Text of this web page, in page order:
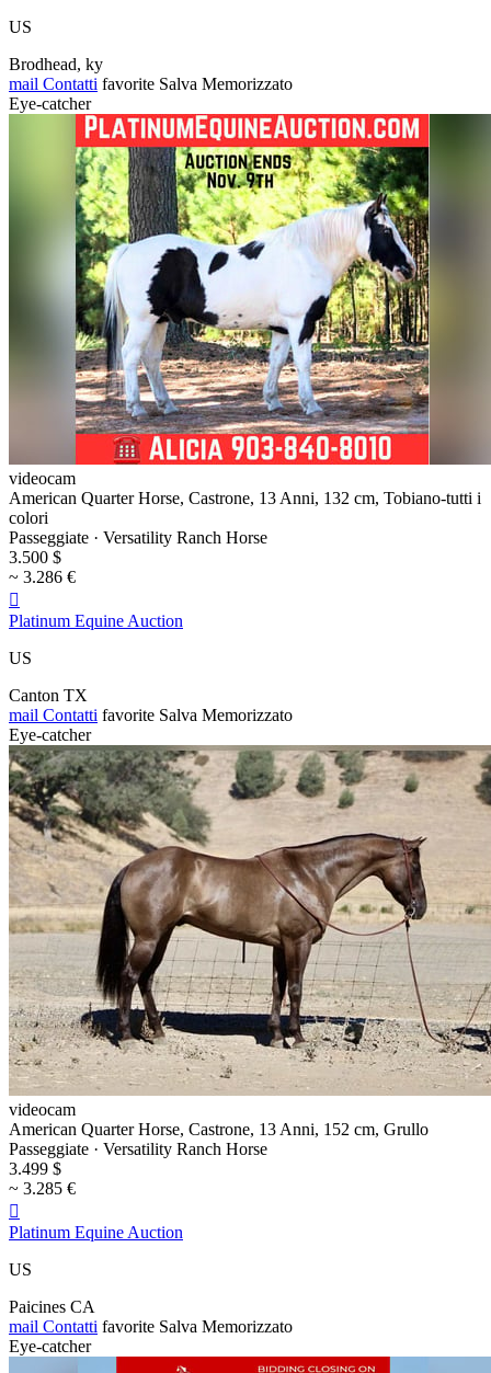
US
Brodhead, ky
mail Contatti favorite Salva Memorizzato
Eye-catcher
videocam
American Quarter Horse, Castrone, 13 Anni, 132 cm, Tobiano-tutti i
colori
Passeggiate · Versatility Ranch Horse
3.500 $
~ 3.286 €

Platinum Equine Auction
US
Canton TX
mail Contatti favorite Salva Memorizzato
Eye-catcher
videocam
American Quarter Horse, Castrone, 13 Anni, 152 cm, Grullo
Passeggiate · Versatility Ranch Horse
3.499 $
~ 3.285 €

Platinum Equine Auction
US
Paicines CA
mail Contatti favorite Salva Memorizzato
Eye-catcher